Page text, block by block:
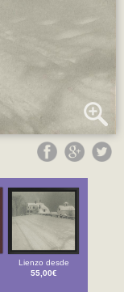
Lienzo desde
55,00€